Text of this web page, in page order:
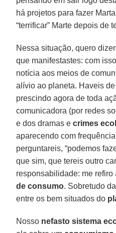
há projetos para fazer
“terrificar” Marte depois de
Nessa situação, quero
que manifestastes: com
notícia aos meios de
alívio ao planeta. Haveis
prescindo agora de toda
comunicadora (por redes
e dos dramas ecrimes
aparecendo com
perguntareis, “podemos
que sim, que tereis outro
responsabilidade: me
de consumo. Sobretudo
entre os bem situados do
Nosso nefasto sistema